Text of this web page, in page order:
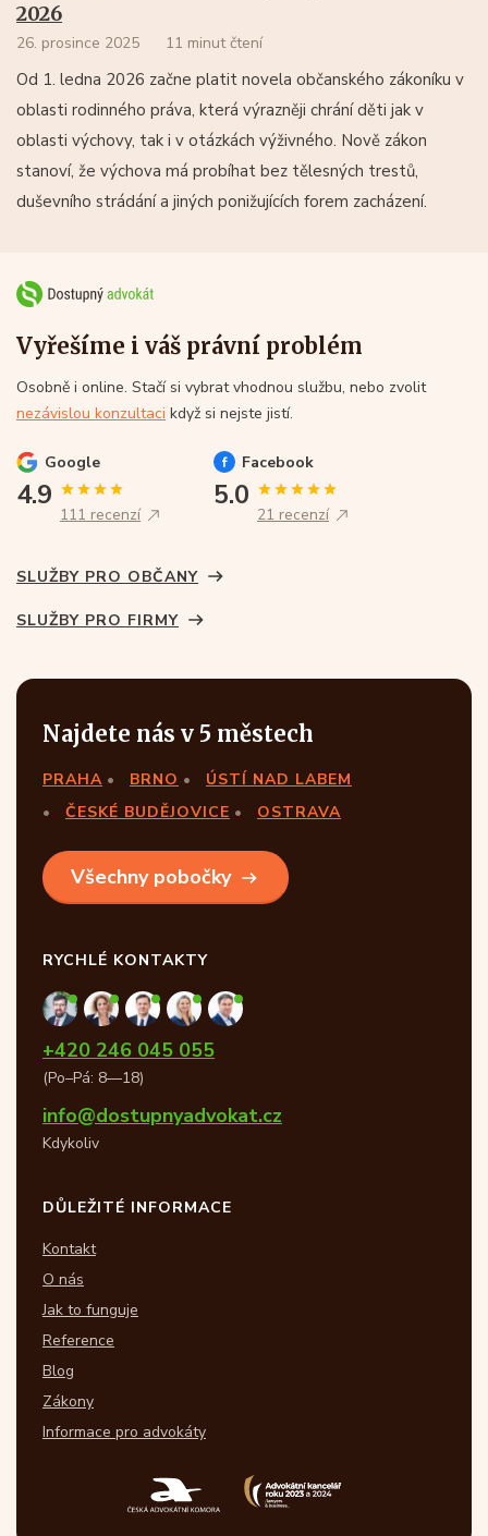
2026
26. prosince 2025 11 minut čtení
Od 1. ledna 2026 začne platit novela občanského zákoníku v
oblasti rodinného práva, která výrazněji chrání děti jak v
oblasti výchovy, tak i v otázkách výživného. Nově zákon
stanoví, že výchova má probíhat bez tělesných trestů,
duševního strádání a jiných ponižujících forem zacházení.
Vyřešíme i váš právní problém
Osobně i online. Stačí si vybrat vhodnou službu, nebo zvolit
nezávislou konzultaci když si nejste jistí.
Google
4.9
111 recenzí
Facebook
5.0
21 recenzí
SLUŽBY PRO OBČANY
SLUŽBY PRO FIRMY
Najdete nás v 5 městech
PRAHA BRNO
ÚSTÍ NAD LABEM
ČESKÉ BUDĚJOVICE
OSTRAVA
Všechny pobočky
RYCHLÉ KONTAKTY
+420 246 045 055
(Po–Pá: 8—18)
info@dostupnyadvokat.cz
Kdykoliv
DŮLEŽITÉ INFORMACE
Kontakt
O nás
Jak to funguje
Reference
Blog
Zákony
Informace pro advokáty